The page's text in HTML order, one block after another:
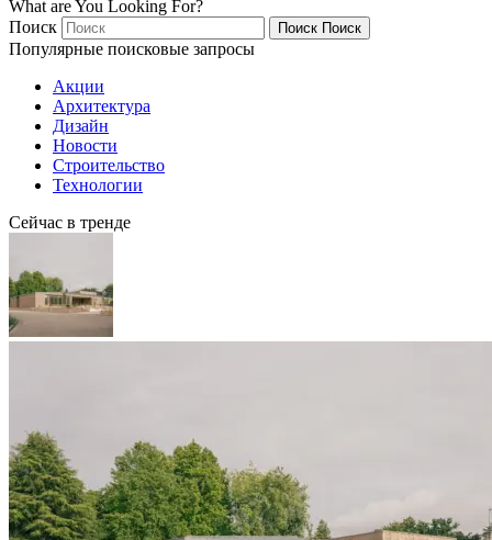
What are You Looking For?
Поиск
Поиск Поиск
Популярные поисковые запросы
Акции
Архитектура
Дизайн
Новости
Строительство
Технологии
Сейчас в тренде